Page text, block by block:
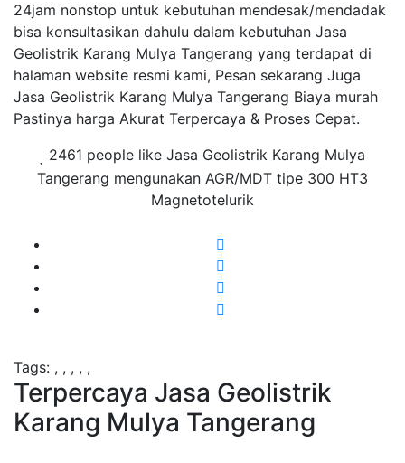
24jam nonstop untuk kebutuhan mendesak/mendadak
bisa konsultasikan dahulu dalam kebutuhan Jasa
Geolistrik Karang Mulya Tangerang yang terdapat di
halaman website resmi kami, Pesan sekarang Juga
Jasa Geolistrik Karang Mulya Tangerang Biaya murah
Pastinya harga Akurat Terpercaya & Proses Cepat.
2461 people like Jasa Geolistrik Karang Mulya
Tangerang mengunakan AGR/MDT tipe 300 HT3
Magnetotelurik
Tags: , , , , ,
Terpercaya Jasa Geolistrik
Karang Mulya Tangerang